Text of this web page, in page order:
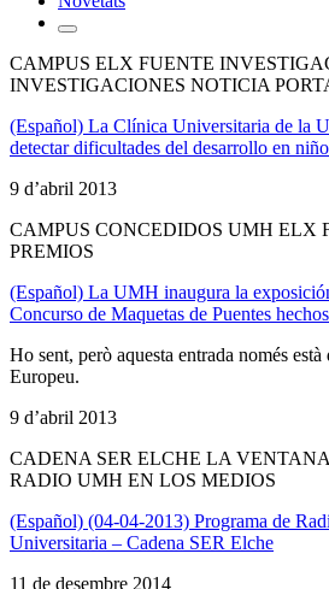
CAMPUS ELX FUENTE
INVESTIGACIONES NOTICIA
(Español) La Clínica Universitaria de la
detectar dificultades del desarrollo en
9 d’abril 2013
CAMPUS CONCEDIDOS UMH ELX
PREMIOS
(Español) La UMH inaugura la
Concurso de Maquetas de Puentes
Ho sent, però aquesta entrada només
Europeu.
9 d’abril 2013
CADENA SER ELCHE LA
RADIO UMH EN LOS MEDIOS
(Español) (04-04-2013) Programa de
Universitaria – Cadena SER Elche
11 de desembre 2014